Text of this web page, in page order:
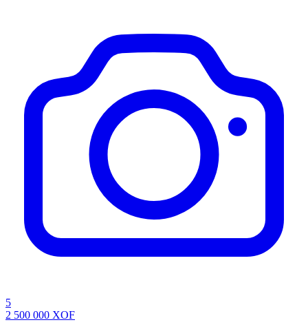
5
2 500 000 XOF